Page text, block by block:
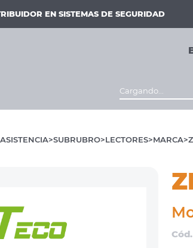
EN SISTEMAS DE SEGURIDAD
Cargando...
SUBRUBRO LECTORES MARCA